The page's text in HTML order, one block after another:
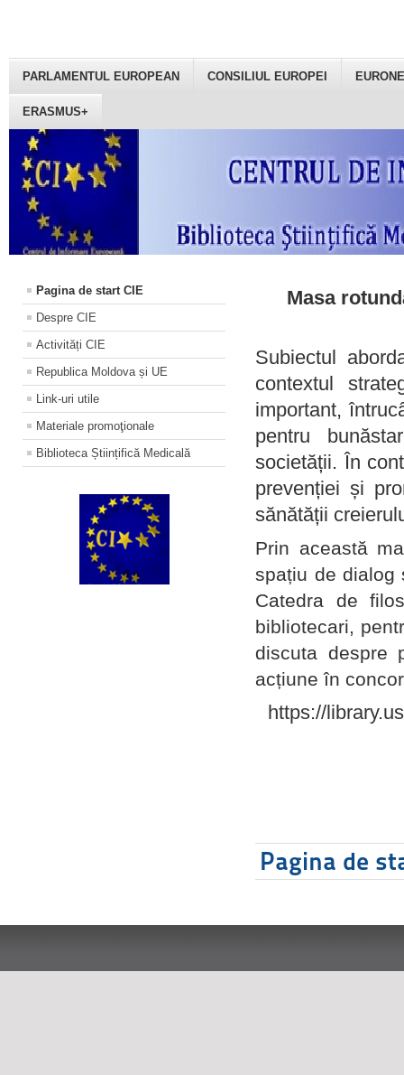
PARLAMENTUL EUROPEAN CONSILIUL EUROPEI
ERASMUS+
Pagina de start CIE
Despre CIE
Activități CIE
Republica Moldova și UE
Link-uri utile
Materiale promoţionale
Biblioteca Științifică Medicală
Masa
Subiectul
contextul
important,
pentru
societății. În
prevenției și
sănătății
Prin această
spațiu de dialog
Catedra de
bibliotecari,
discuta despre
acțiune în
https://
Pagina de